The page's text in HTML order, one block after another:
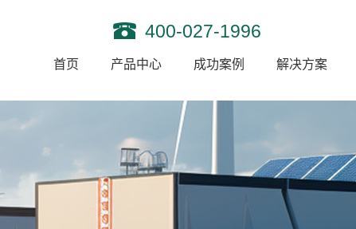
400-027-1996
首页 产品中心 成功案例 解决方案